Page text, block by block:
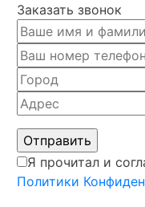
Заказать звонок
Я прочитал и
Политики